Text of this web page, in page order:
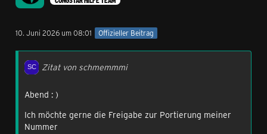
10. Juni 2026 um 08:01 Offizieller Beitrag
Zitat von schmemmmi
Abend : )
Ich möchte gerne die Freigabe zur Portierung meiner
Nummer